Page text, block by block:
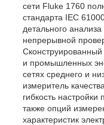
сети Fluke 1760
стандарта IEC
детального анализа
непрерывной
и промышленных
сетях среднего и
измеритель
гибкость
также опций
характеристик